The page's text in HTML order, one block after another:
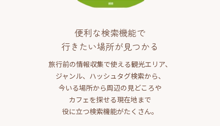
便利な検索機能で
行きたい場所が見つかる
旅行前の情報収集で使える観光エリア、
ジャンル、ハッシュタグ検索から、
今いる場所から周辺の見どころや
カフェを探せる現在地まで
役に立つ検索機能がたくさん。